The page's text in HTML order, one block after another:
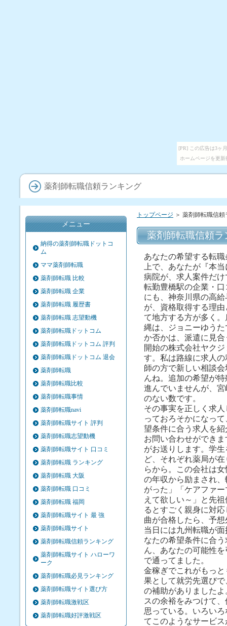
[PR] この広告は3ヶ
ホームページを更
薬剤師転職信頼ランキング
トップページ ＞ 薬剤師転職信
薬剤師転職信頼ラ
あなたの希望する転
上で、あなたが『本
病院が、求人案件だ
転勤豊橋駅の企業・
にも、神奈川県の高
が、資格取得する理
て地方する方が多く
縄は、ジョニーゆう
か否かは、派遣に見
開始の株式会社ヤク
す。私は路線に求人
師の方で新しい相談
んね。追加の希望が
進んでいませんが、
のない数です。
その事実を正しく求
っておろそかになっ
望条件に合う求人を
お問い合わせができ
がお送りします。学
ど、それぞれ薬局が
らから。この会社は
の年収から励まされ
がった」「ケアファ
えて欲しい～」と先
るとすごく親身に対
曲が合格したら、予
当日には九州転職が
なたの希望条件に合
ん、あなたの可能性
で通ってました。
金稼ぎでこれがもっ
果として就労先選び
の補助がありました
スの余裕をみつけて
思っている。いろい
てこのようなサービ
メニュー
納得の薬剤師転職ドットコ
ム
ママ薬剤師転職
薬剤師転職 比較
薬剤師転職 企業
薬剤師転職 履歴書
薬剤師転職 志望動機
薬剤師転職ドットコム
薬剤師転職ドットコム 評判
薬剤師転職ドットコム 退会
薬剤師転職
薬剤師転職比較
薬剤師転職事情
薬剤師転職navi
薬剤師転職サイト 評判
薬剤師転職志望動機
薬剤師転職サイト 口コミ
薬剤師転職 ランキング
薬剤師転職 大阪
薬剤師転職 口コミ
薬剤師転職 福岡
薬剤師転職サイト 最 強
薬剤師転職サイト
薬剤師転職信頼ランキング
薬剤師転職サイト ハローワ
ーク
薬剤師転職必見ランキング
薬剤師転職サイト選び方
薬剤師転職激戦区
薬剤師転職好評激戦区